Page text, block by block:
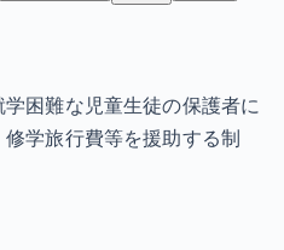
困難な児童生徒の保護者に
学旅行費等を援助する制